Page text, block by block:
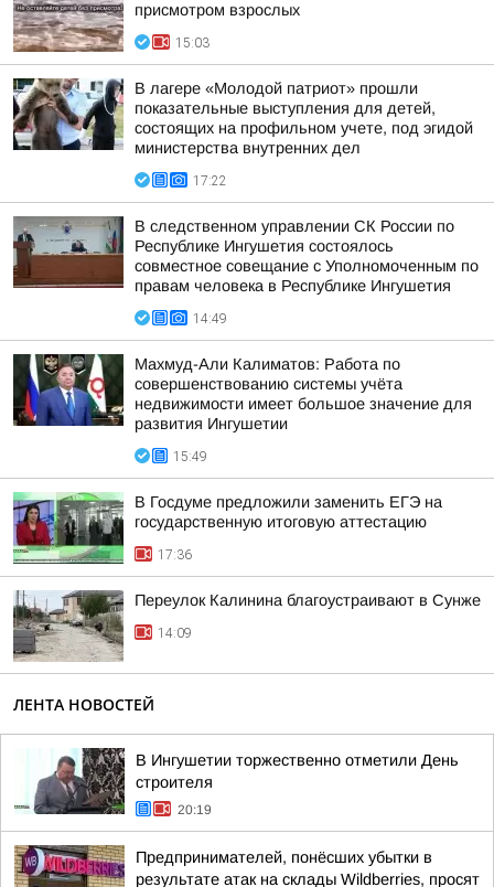
присмотром взрослых
15:03
В лагере «Молодой патриот» прошли
показательные выступления для детей,
состоящих на профильном учете, под эгидой
министерства внутренних дел
17:22
В следственном управлении СК России по
Республике Ингушетия состоялось
совместное совещание с Уполномоченным по
правам человека в Республике Ингушетия
14:49
Махмуд-Али Калиматов: Работа по
совершенствованию системы учёта
недвижимости имеет большое значение для
развития Ингушетии
15:49
В Госдуме предложили заменить ЕГЭ на
государственную итоговую аттестацию
17:36
Переулок Калинина благоустраивают в Сунже
14:09
ЛЕНТА НОВОСТЕЙ
В Ингушетии торжественно отметили День
строителя
20:19
Предпринимателей, понёсших убытки в
результате атак на склады Wildberries, просят